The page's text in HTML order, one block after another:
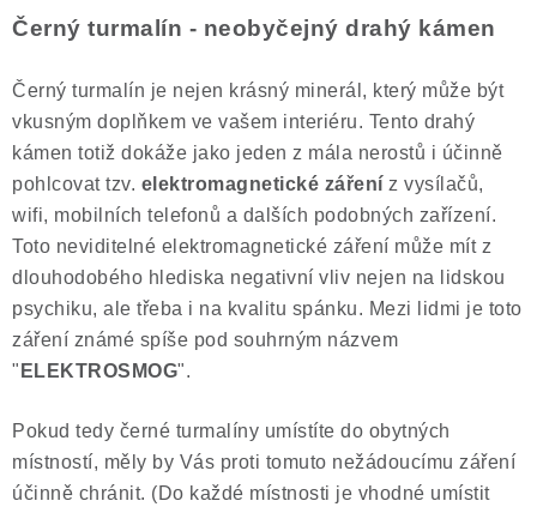
Černý turmalín - neobyčejný drahý kámen
Černý turmalín je nejen krásný minerál, který může být
vkusným doplňkem ve vašem interiéru. Tento drahý
kámen totiž dokáže jako jeden z mála nerostů i účinně
pohlcovat tzv. elektromagnetické záření z vysílačů,
wifi, mobilních telefonů a dalších podobných zařízení.
Toto neviditelné elektromagnetické záření může mít z
dlouhodobého hlediska negativní vliv nejen na lidskou
psychiku, ale třeba i na kvalitu spánku. Mezi lidmi je toto
záření známé spíše pod souhrným názvem
" ELEKTROSMOG".
Pokud tedy černé turmalíny umístíte do obytných
místností, měly by Vás proti tomuto nežádoucímu záření
účinně chránit. (Do každé místnosti je vhodné umístit